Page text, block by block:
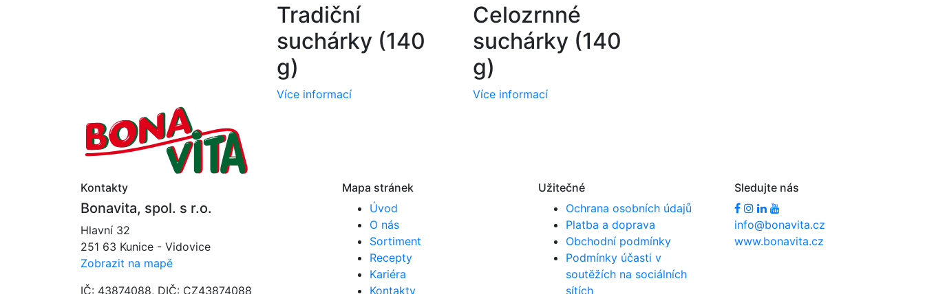
Tradiční
suchárky (140
g)
Více informací
Celozrnné
suchárky (140
g)
Více informací
Kontakty
Bonavita, spol. s r.o.
Hlavní 32
251 63 Kunice - Vidovice
Zobrazit na mapě
IČ: 43874088, DIČ: CZ43874088
Mapa stránek
Úvod
O nás
Sortiment
Recepty
Kariéra
Kontakty
Užitečné
Ochrana osobních údajů
Platba a doprava
Obchodní podmínky
Podmínky účasti v
soutěžích na sociálních
sítích
Sledujte nás
info@bonavita.cz
www.bonavita.cz